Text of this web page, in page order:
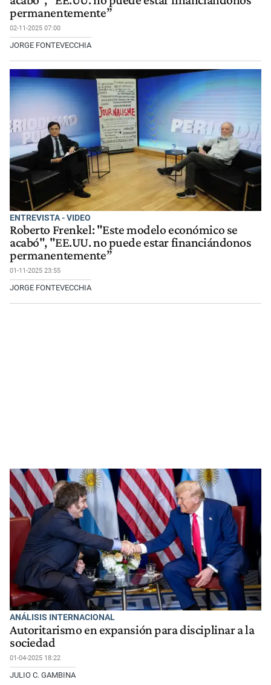
permanentemente”
02-11-2025 07:00
JORGE FONTEVECCHIA
ENTREVISTA - VIDEO
Roberto Frenkel: "Este modelo económico se
acabó", "EE.UU. no puede estar financiándonos
permanentemente”
01-11-2025 23:55
JORGE FONTEVECCHIA
ANÁLISIS INTERNACIONAL
Autoritarismo en expansión para disciplinar a la
sociedad
01-04-2025 18:22
JULIO C. GAMBINA